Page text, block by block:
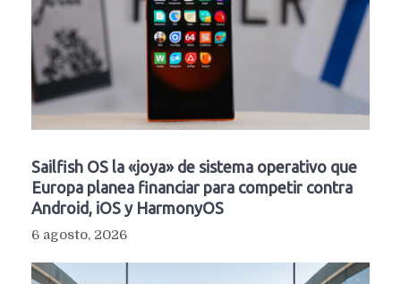
Sailfish OS la «joya» de sistema operativo que
Europa planea financiar para competir contra
Android, iOS y HarmonyOS
6 agosto, 2026